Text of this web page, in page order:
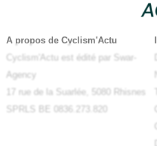
A propos de Cyclism'Actu
Cyclism'Actu est édité par Swar-
Agency
17 rue de la Suarlée, 5080 Rhisnes
SPRLS BE 0836.273.820